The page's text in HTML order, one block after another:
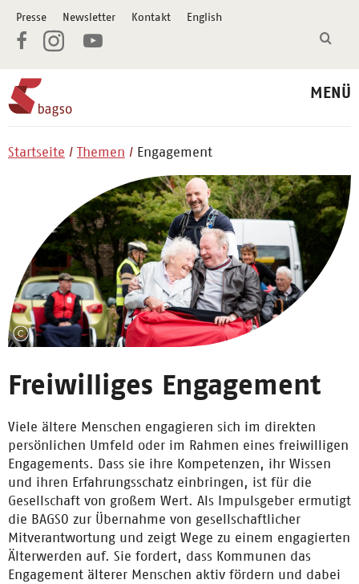
Presse Newsletter Kontakt English
MENÜ
Startseite Themen Engagement
Freiwilliges Engagement
Viele ältere Menschen engagieren sich im direkten
persönlichen Umfeld oder im Rahmen eines freiwilligen
Engagements. Dass sie ihre Kompetenzen, ihr Wissen
und ihren Erfahrungsschatz einbringen, ist für die
Gesellschaft von großem Wert. Als Impulsgeber ermutigt
die BAGSO zur Übernahme von gesellschaftlicher
Mitverantwortung und zeigt Wege zu einem engagierten
Älterwerden auf. Sie fordert, dass Kommunen das
Engagement älterer Menschen aktiv fördern und dabei